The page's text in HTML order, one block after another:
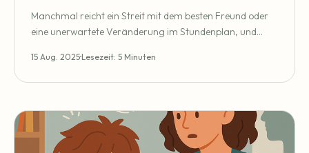
Manchmal reicht ein Streit mit dem besten Freund oder
eine unerwartete Veränderung im Stundenplan, und
zurück, weint wegen Kleinigkeiten oder bekommt
Wutanfälle, die niemand so recht einordnen kann.
Familienalltag. Als Mutter oder
15 Aug. 2025 Lesezeit: 5 Minuten